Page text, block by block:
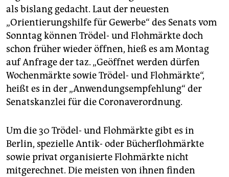
als bislang gedacht. Laut der neuesten
„Orientierungshilfe für Gewerbe“ des Senats vom
Sonntag können Trödel- und Flohmärkte doch
schon früher wieder öffnen, hieß es am Montag
auf Anfrage der taz. „Geöffnet werden dürfen
Wochenmärkte sowie Trödel- und Flohmärkte“,
heißt es in der „Anwendungsempfehlung“ der
Senatskanzlei für die Coronaverordnung.
Um die 30 Trödel- und Flohmärkte gibt es in
Berlin, spezielle Antik- oder Bücherflohmärkte
sowie privat organisierte Flohmärkte nicht
mitgerechnet. Die meisten von ihnen finden